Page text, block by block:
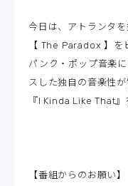
今日は、アトランタ
【 The Paradox 】を
パンク・ポップ音楽
スした独自の音楽性が
『I Kinda Like That』
【番組からのお願い】